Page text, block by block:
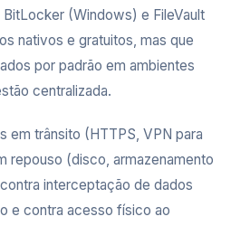
(Windows) e FileVault
nativos e gratuitos, mas que
por padrão em ambientes
centralizada.
em trânsito (HTTPS, VPN para
repouso (disco, armazenamento
interceptação de dados
e contra acesso físico ao